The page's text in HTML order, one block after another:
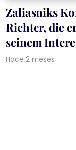
Zaliasniks
Richter, die
seinem
Hace 2 meses